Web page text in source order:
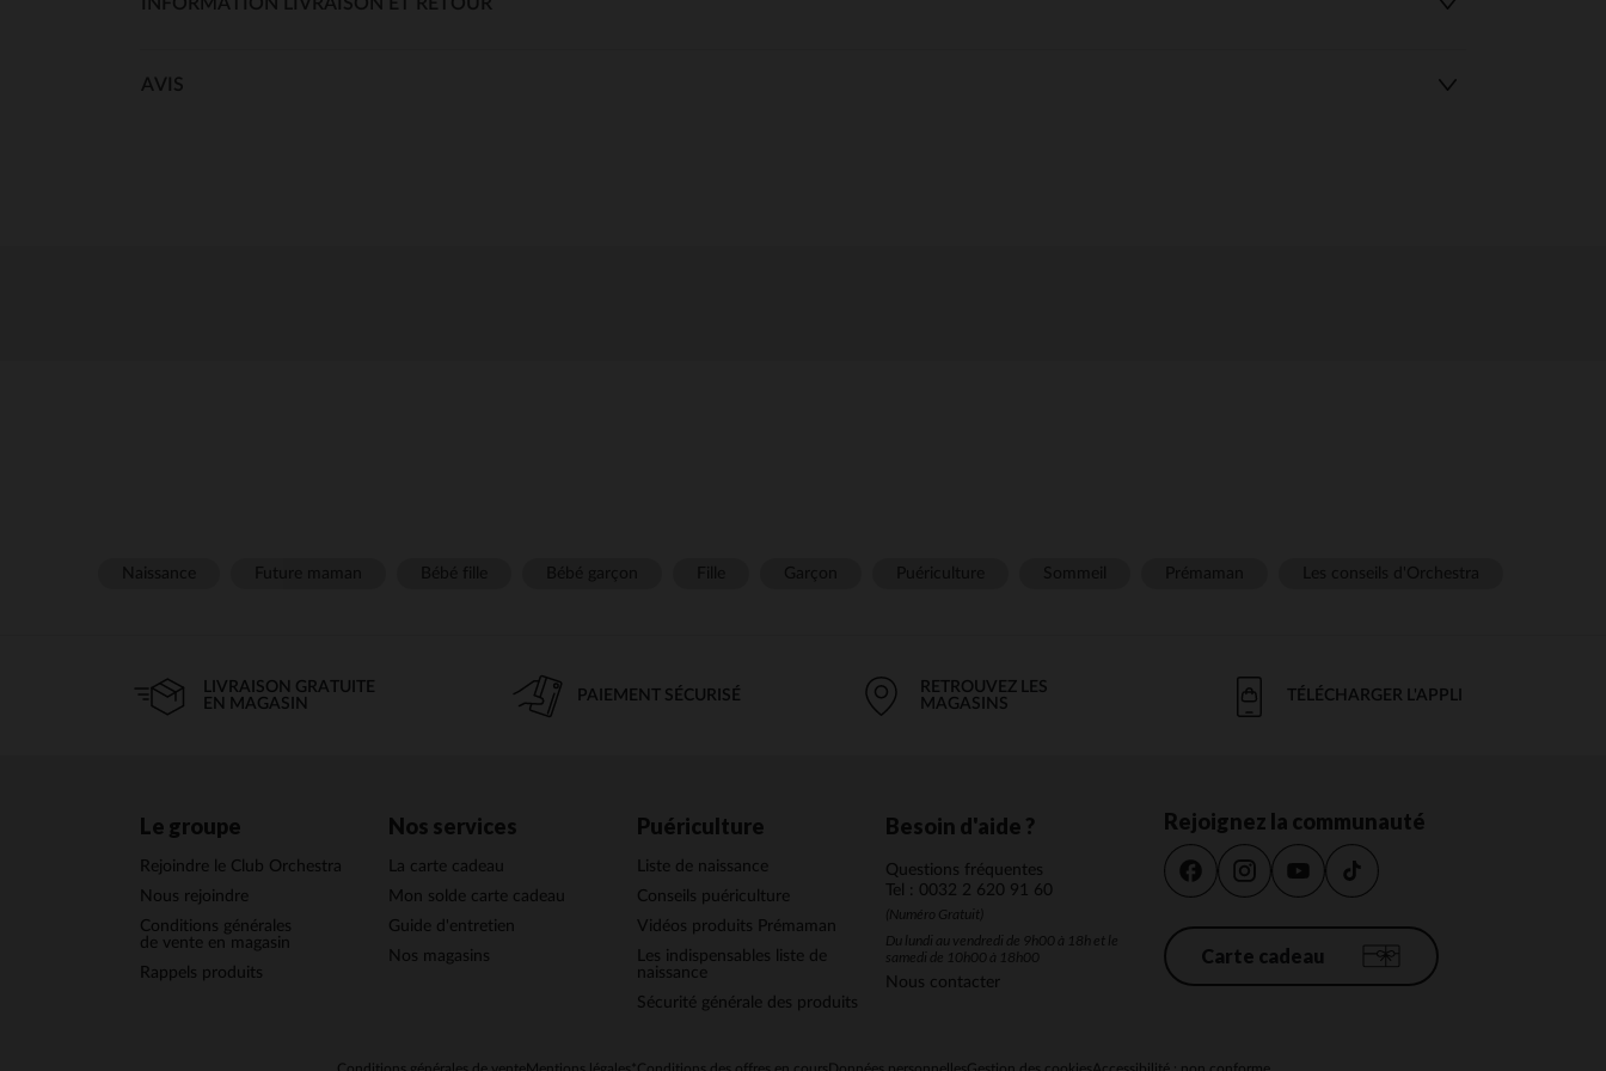
AVIS
LIVRAISON GRATUITE
EN MAGASIN
PAIEMENT SÉCURISÉ
RETROUVEZ LES
MAGASINS
TÉLÉCHARGER L'APPLI
Le groupe
Rejoindre le Club Orchestra
Nous rejoindre
Conditions générales
de vente en magasin
Rappels produits
Nos services
La carte cadeau
Mon solde carte cadeau
Guide d'entretien
Nos magasins
Puériculture
Liste de naissance
Conseils puériculture
Vidéos produits Prémaman
Les indispensables liste de
naissance
Sécurité générale des produits
Besoin d'aide ?
Questions fréquentes
Tel : 0032 2 620 91 60
(Numéro Gratuit)
Du lundi au vendredi de 9h00 à 18h et le
samedi de 10h00 à 18h00
Nous contacter
Rejoignez la communauté
Carte cadeau